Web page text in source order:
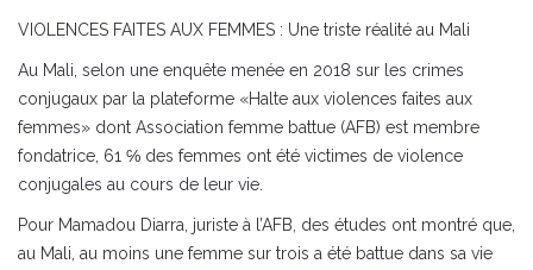
VIOLENCES FAITES AUX FEMMES : Une triste réalité au Mali
Au Mali, selon une enquête menée en 2018 sur les crimes
conjugaux par la plateforme «Halte aux violences faites aux
femmes» dont Association femme battue (AFB) est membre
fondatrice, 61 ℅ des femmes ont été victimes de violence
conjugales au cours de leur vie.
Pour Mamadou Diarra, juriste à l’AFB, des études ont montré que,
au Mali, au moins une femme sur trois a été battue dans sa vie